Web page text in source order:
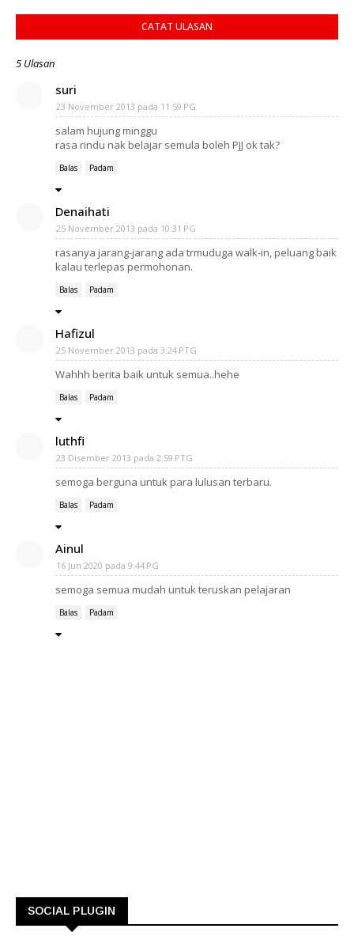
CATAT ULASAN
5 Ulasan
suri
23 November 2013 pada 11:59 PG
salam hujung minggu
rasa rindu nak belajar semula boleh PJJ ok tak?
Balas Padam
Denaihati
25 November 2013 pada 10:31 PG
rasanya jarang-jarang ada trmuduga walk-in, peluang baik
kalau terlepas permohonan.
Balas Padam
Hafizul
25 November 2013 pada 3:24 PTG
Wahhh berita baik untuk semua..hehe
Balas Padam
luthfi
23 Disember 2013 pada 2:59 PTG
semoga berguna untuk para lulusan terbaru.
Balas Padam
Ainul
16 Jun 2020 pada 9:44 PG
semoga semua mudah untuk teruskan pelajaran
Balas Padam
SOCIAL PLUGIN